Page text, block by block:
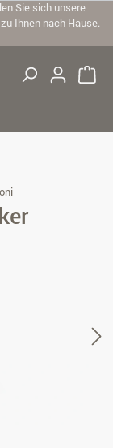
Sie sich unsere
Ihnen nach Hause.